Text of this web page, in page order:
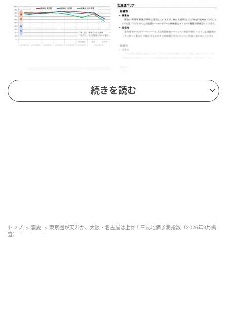
（0）の5段階で指数化したもので、50ポイントが強
続きを読む
トップ 恋愛
東京圏が天井か、大阪・名古屋は上昇！三友地価予測指数（2026年3月調
査）